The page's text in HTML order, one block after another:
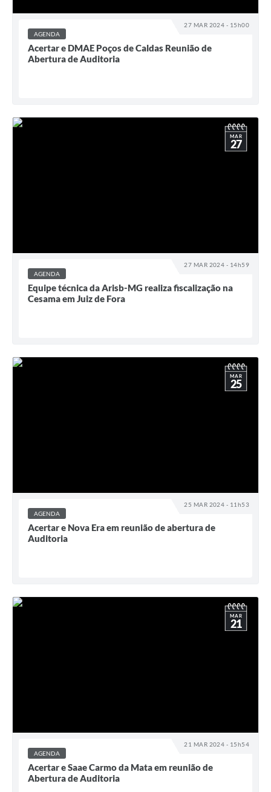
27 MAR 2024 - 15h00
AGENDA
Acertar e DMAE Poços de Caldas Reunião de
Abertura de Auditoria
27 MAR 2024 - 14h59
MAR
27
AGENDA
Equipe técnica da Arisb-MG realiza fiscalização na
Cesama em Juiz de Fora
25 MAR 2024 - 11h53
MAR
25
AGENDA
Acertar e Nova Era em reunião de abertura de
Auditoria
21 MAR 2024 - 15h54
MAR
21
AGENDA
Acertar e Saae Carmo da Mata em reunião de
Abertura de Auditoria